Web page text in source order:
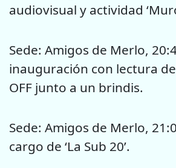
audiovisual y actividad
Sede: Amigos de Merlo,
inauguración con lectura
OFF junto a un brindis.
Sede: Amigos de Merlo,
cargo de ‘La Sub 20’.